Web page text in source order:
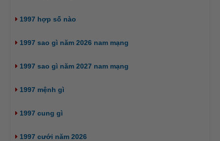
1997 hợp số nào
1997 sao gì năm 2026 nam mạng
1997 sao gì năm 2027 nam mạng
1997 mệnh gì
1997 cung gì
1997 cưới năm 2026